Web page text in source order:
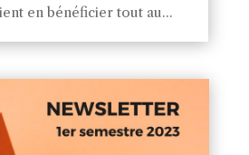
en bénéficier tout au...